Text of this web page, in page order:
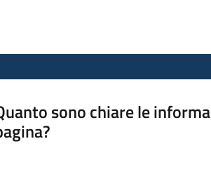
sono chiare le